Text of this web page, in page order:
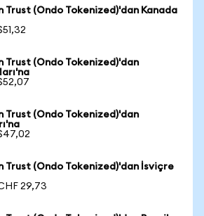
Trust (Ondo Tokenized)'dan Kanada
Trust (Ondo Tokenized)'dan
Trust (Ondo Tokenized)'dan
Trust (Ondo Tokenized)'dan İsviçre
29,73